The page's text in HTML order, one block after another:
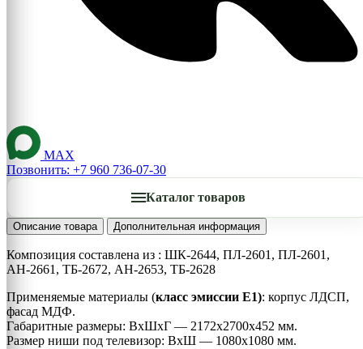
MAX
Позвонить: +7 960 736-07-30
Каталог товаров
Описание товара Дополнительная информация
Композиция составлена из : ШК-2644, ПЛ-2601, ПЛ-2601,
АН-2661, ТБ-2672, АН-2653, ТБ-2628
Применяемые материалы (класс эмиссии Е1): корпус ЛДСП,
фасад МДФ.
Габаритные размеры: ВхШхГ — 2172х2700х452 мм.
Размер ниши под телевизор: ВхШ — 1080х1080 мм.